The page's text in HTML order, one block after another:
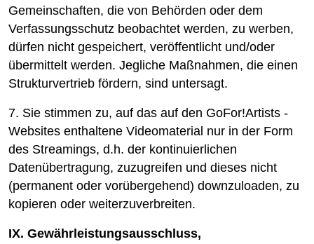
Gemeinschaften, die von Behörden oder dem
Verfassungsschutz beobachtet werden, zu werben,
dürfen nicht gespeichert, veröffentlicht und/oder
übermittelt werden. Jegliche Maßnahmen, die einen
Strukturvertrieb fördern, sind untersagt.
7. Sie stimmen zu, auf das auf den GoFor!Artists -
Websites enthaltene Videomaterial nur in der Form
des Streamings, d.h. der kontinuierlichen
Datenübertragung, zuzugreifen und dieses nicht
(permanent oder vorübergehend) downzuloaden, zu
kopieren oder weiterzuverbreiten.
IX. Gewährleistungsausschluss,